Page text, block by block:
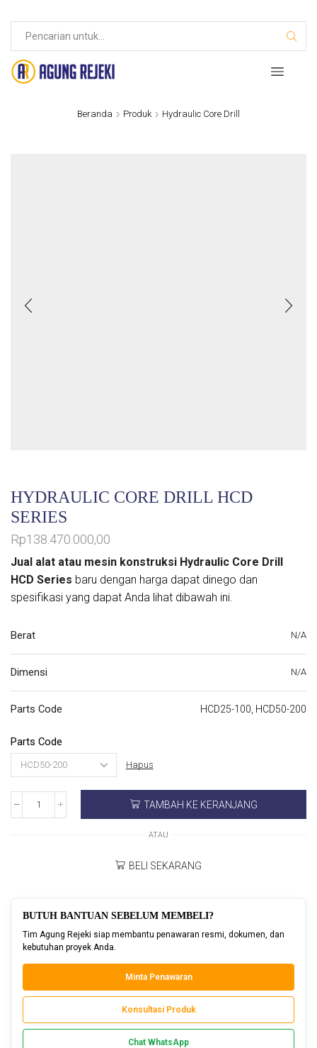
Beranda Produk Hydraulic Core Drill
HYDRAULIC CORE DRILL HCD
SERIES
Rp138.470.000,00
Jual alat atau mesin konstruksi Hydraulic Core Drill
HCD Series baru dengan harga dapat dinego dan
spesifikasi yang dapat Anda lihat dibawah ini.
Berat N/A
Dimensi N/A
Parts Code HCD25-100, HCD50-200
Parts Code
Hapus
TAMBAH KE KERANJANG
ATAU
BELI SEKARANG
BUTUH BANTUAN SEBELUM MEMBELI?
Tim Agung Rejeki siap membantu penawaran resmi, dokumen, dan
kebutuhan proyek Anda.
Minta Penawaran
Konsultasi Produk
Chat WhatsApp